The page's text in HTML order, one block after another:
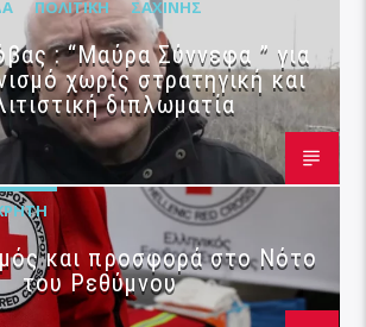
ΠΟΛΙΤΙΚΉ ΣΑΧΊΝΗΣ
: “Μαύρα Σύννεφα ” για
χωρίς στρατηγική και
διπλωματία
και προσφορά στο Νότο
του Ρεθύμνου